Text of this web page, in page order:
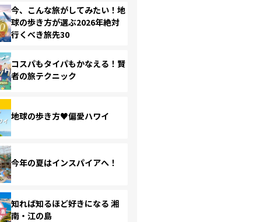
今、こんな旅がしてみたい！地
球の歩き方が選ぶ2026年絶対
行くべき旅先30
コスパもタイパもかなえる！賢
者の旅テクニック
地球の歩き方♥偏愛ハワイ
今年の夏はインスパイアへ！
知れば知るほど好きになる 湘
南・江の島